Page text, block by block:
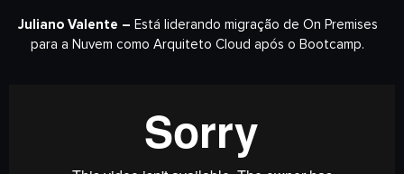
Juliano Valente – Está liderando migração de On Premises
para a Nuvem como Arquiteto Cloud após o Bootcamp.